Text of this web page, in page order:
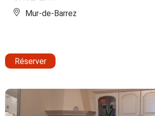
Mur-de-Barrez
Réserver